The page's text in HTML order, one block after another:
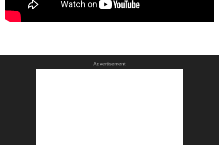
Advertisement